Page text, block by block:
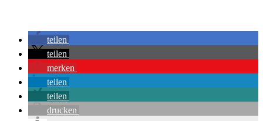
teilen
teilen
merken
teilen
teilen
drucken